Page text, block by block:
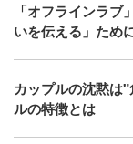
「オフラインラ
いを伝える」ため
カップルの沈黙
ルの特徴とは